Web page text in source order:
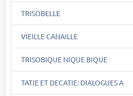
TRISOBELLE
VIEILLE CANAILLE
TRISOBIQUE NIQUE BIQUE
TATIE ET DECATIE: DIALOGUES A